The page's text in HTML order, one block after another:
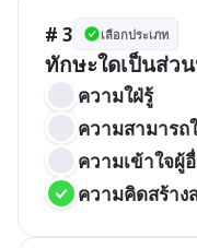
# 3 เลือกประเภท
ทักษะใดเป็นส่ว
ความใฝ่รู้
ความสามารถ
ความเข้าใจผู้
ความคิดสร้าง